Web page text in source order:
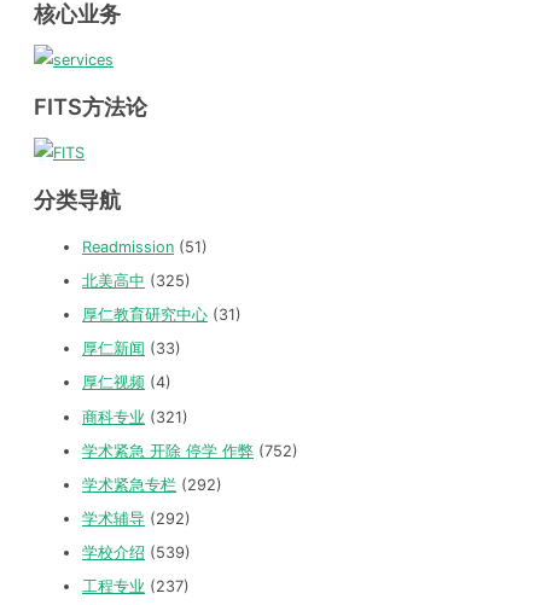
核心业务
FITS方法论
分类导航
Readmission (51)
北美高中 (325)
厚仁教育研究中心 (31)
厚仁新闻 (33)
厚仁视频 (4)
商科专业 (321)
学术紧急 开除 停学 作弊 (752)
学术紧急专栏 (292)
学术辅导 (292)
学校介绍 (539)
工程专业 (237)